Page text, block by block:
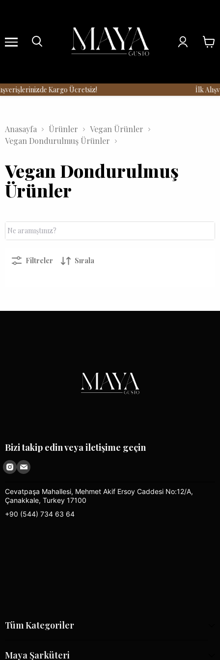
Kargo Ücretsiz! İlk
Anasayfa Ürünler
Vegan Ürünler
Vegan Dondurulmuş Ürünler
Vegan Dondurulmuş
Ürünler
Filtreler Sırala
Bizi takip edin veya iletişime geçin
Cevatpaşa Mahallesi, Mehmet Akif Ersoy Caddesi No:12/A,
Çanakkale, Turkey 17100
+90 (544) 734 63 64
Tüm Kategoriler
Maya Şarküteri